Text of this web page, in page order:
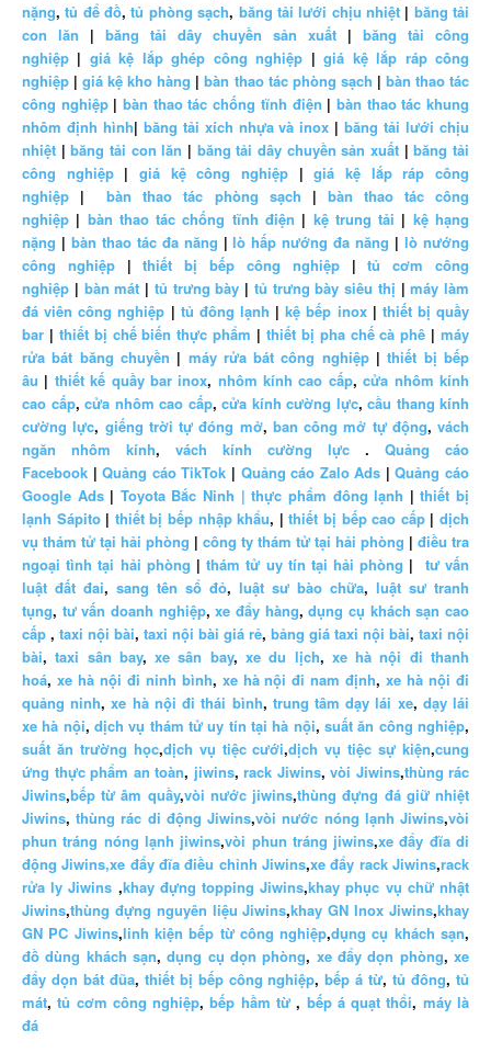
nặng,tủ để đồ,tủ phòng sạch, băng tải lưới chịu nhiệt| băng tải
con lăn | băng tải dây chuyền sản xuất | băng tải công
nghiệp | giá kệ lắp ghép công nghiệp |giá kệ lắp ráp công
nghiệp |giá kệ kho hàng |bàn thao tác phòng sạch | bàn thao tác
công nghiệp|bàn thao tác chống tĩnh điện | bàn thao tác khung
nhôm định hình| băng tải xích nhựa và inox |băng tải lưới chịu
nhiệt |băng tải con lăn | băng tải dây chuyền sản xuất |băng tải
công nghiệp|giá kệ công nghiệp |giá kệ lắp ráp công
nghiệp |bàn thao tác phòng sạch | bàn thao tác công
nghiệp | bàn thao tác chống tĩnh điện | kệ trung tải | kệ hạng
nặng | bàn thao tác đa năng |lò hấp nướng đa năng |lò nướng
công nghiệp|thiết bị bếp công nghiệp|tủ cơm công
nghiệp | bàn mát | tủ trưng bày | tủ trưng bày siêu thị |máy làm
đá viên công nghiệp | tủ đông lạnh |kệ bếp inox| thiết bị quầy
bar | thiết bị chế biến thực phẩm | thiết bị pha chế cà phê | máy
rửa bát băng chuyền | máy rửa bát công nghiệp|thiết bị bếp
âu | thiết kế quầy bar inox, nhôm kính cao cấp,cửa nhôm kính
cao cấp, cửa nhôm cao cấp, cửa kính cường lực, cầu thang kính
cường lực, giếng trời tự đóng mở, ban công mở tự động, vách
ngăn nhôm kính, vách kính cường lực . Quảng cáo
Facebook |Quảng cáo TikTok | Quảng cáo Zalo Ads |Quảng cáo
Google Ads| Toyota Bắc Ninh | thực phẩm đông lạnh |thiết bị
lạnh Sápito | thiết bị bếp nhập khẩu, |thiết bị bếp cao cấp|dịch
vụ thám tử tại hải phòng | công ty thám tử tại hải phòng | điều tra
ngoại tình tại hải phòng |thám tử uy tín tại hải phòng | tư vấn
luật đất đai, sang tên sổ đỏ, luật sư bào chữa, luật sư tranh
tụng, tư vấn doanh nghiệp,xe đẩy hàng,dụng cụ khách sạn cao
cấp , taxi nội bài, taxi nội bài giá rẻ, bảng giá taxi nội bài, taxi nội
bài,taxi sân bay,xe sân bay,xe du lịch, xe hà nội đi thanh
hoá, xe hà nội đi ninh bình, xe hà nội đi nam định,xe hà nội đi
quảng ninh,xe hà nội đi thái bình, trung tâm dạy lái xe, dạy lái
xe hà nội,dịch vụ thám tử uy tín tại hà nội,suất ăn công nghiệp,
suất ăn trường học,dịch vụ tiệc cưới,dịch vụ tiệc sự kiện,cung
ứng thực phẩm an toàn, jiwins, rack Jiwins, vòi Jiwins,thùng rác
Jiwins,bếp từ âm quầy,vòi nước jiwins,thùng đựng đá giữ nhiệt
Jiwins,thùng rác di động Jiwins,vòi nước nóng lạnh Jiwins,vòi
phun tráng nóng lạnh jiwins,vòi phun tráng jiwins,xe đẩy đĩa di
động Jiwins,xe đẩy đĩa điều chỉnh Jiwins,xe đẩy rack Jiwins,rack
rửa ly Jiwins ,khay đựng topping Jiwins,khay phục vụ chữ nhật
Jiwins,thùng đựng nguyên liệu Jiwins,khay GN Inox Jiwins,khay
GN PC Jiwins,linh kiện bếp từ công nghiệp,dụng cụ khách sạn,
đồ dùng khách sạn,dụng cụ dọn phòng, xe đẩy dọn phòng,xe
đẩy dọn bát đũa, thiết bị bếp công nghiệp,bếp á từ,tủ đông,tủ
mát,tủ cơm công nghiệp,bếp hầm từ , bếp á quạt thổi, máy là
đá